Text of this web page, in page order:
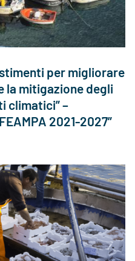
per migliorare
la mitigazione degli
climatici” –
2021-2027”